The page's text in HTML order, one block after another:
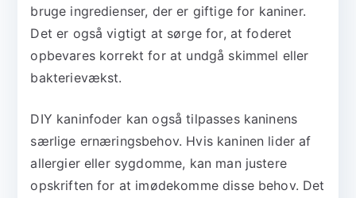
bruge ingredienser, der er giftige for kaniner.
Det er også vigtigt at sørge for, at foderet
opbevares korrekt for at undgå skimmel eller
bakterievækst.
DIY kaninfoder kan også tilpasses kaninens
særlige ernæringsbehov. Hvis kaninen lider af
allergier eller sygdomme, kan man justere
opskriften for at imødekomme disse behov. Det